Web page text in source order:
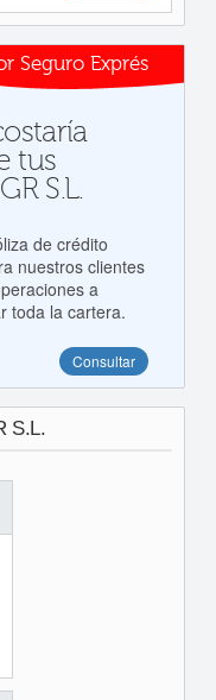
Seguro Exprés
tus
S.L.
de crédito
nuestros clientes
a
toda la cartera.
Consultar
S.L.